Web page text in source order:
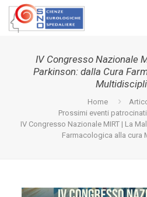
IV Congresso Nazionale
Parkinson: dalla Cura
Home
Prossimi eventi
IV Congresso Nazionale MIRT | La
Farmacologica alla cura